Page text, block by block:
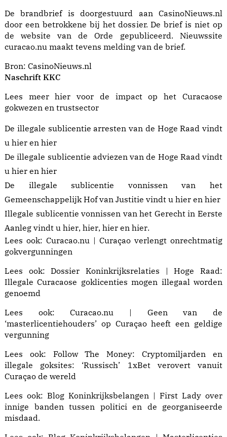
De brandbrief is doorgestuurd aan CasinoNieuws.nl
door een betrokkene bij het dossier. De brief is niet op
de website van de Orde gepubliceerd. Nieuwssite
curacao.nu maakt tevens melding van de brief.
Bron: CasinoNieuws.nl
Naschrift KKC
Lees meer hier voor de impact op het Curacaose
gokwezen en trustsector
De illegale sublicentie arresten van de Hoge Raad vindt
u hier en hier
De illegale sublicentie adviezen van de Hoge Raad vindt
u hier en hier
De illegale sublicentie vonnissen van het
Gemeenschappelijk Hof van Justitie vindt u hier en hier
Illegale sublicentie vonnissen van het Gerecht in Eerste
Aanleg vindt u hier, hier, hier en hier.
Lees ook: Curacao.nu | Curaçao verlengt onrechtmatig
gokvergunningen
Lees ook: Dossier Koninkrijksrelaties | Hoge Raad:
Illegale Curacaose goklicenties mogen illegaal worden
genoemd
Lees ook: Curacao.nu | Geen van de
‘masterlicentiehouders’ op Curaçao heeft een geldige
vergunning
Lees ook: Follow The Money: Cryptomiljarden en
illegale goksites: ‘Russisch’ 1xBet verovert vanuit
Curaçao de wereld
Lees ook: Blog Koninkrijksbelangen | First Lady over
innige banden tussen politici en de georganiseerde
misdaad.